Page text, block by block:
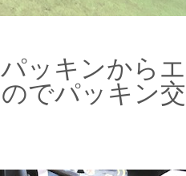
ッキンから
でパッキン